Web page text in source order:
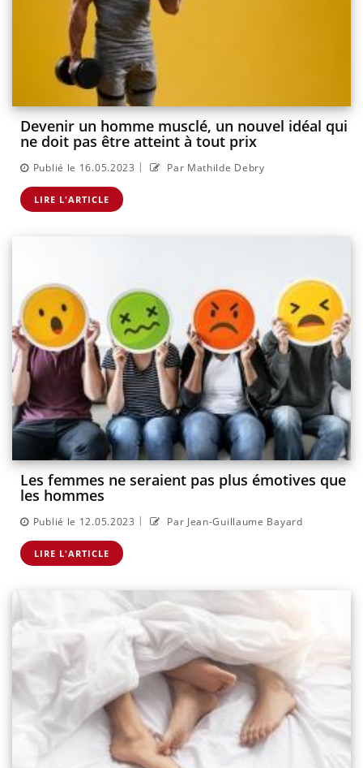
Devenir un homme musclé, un nouvel idéal qui
ne doit pas être atteint à tout prix
Publié le 16.05.2023 | Par Mathilde Debry
LIRE L'ARTICLE
Les femmes ne seraient pas plus émotives que
les hommes
Publié le 12.05.2023 | Par Jean-Guillaume Bayard
LIRE L'ARTICLE